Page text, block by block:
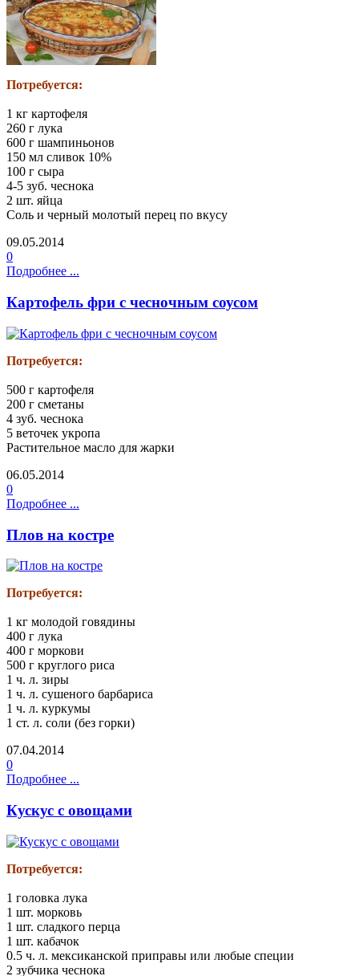
Потребуется:
1 кг картофеля
260 г лука
600 г шампиньонов
150 мл сливок 10%
100 г сыра
4-5 зуб. чеснока
2 шт. яйца
Соль и черный молотый перец по вкусу
09.05.2014
0
Подробнее ...
Картофель фри с чесночным соусом
Потребуется:
500 г картофеля
200 г сметаны
4 зуб. чеснока
5 веточек укропа
Растительное масло для жарки
06.05.2014
0
Подробнее ...
Плов на костре
Потребуется:
1 кг молодой говядины
400 г лука
400 г моркови
500 г круглого риса
1 ч. л. зиры
1 ч. л. сушеного барбариса
1 ч. л. куркумы
1 ст. л. соли (без горки)
07.04.2014
0
Подробнее ...
Кускус с овощами
Потребуется:
1 головка лука
1 шт. морковь
1 шт. сладкого перца
1 шт. кабачок
0.5 ч. л. мексиканской приправы или любые специи
2 зубчика чеснока